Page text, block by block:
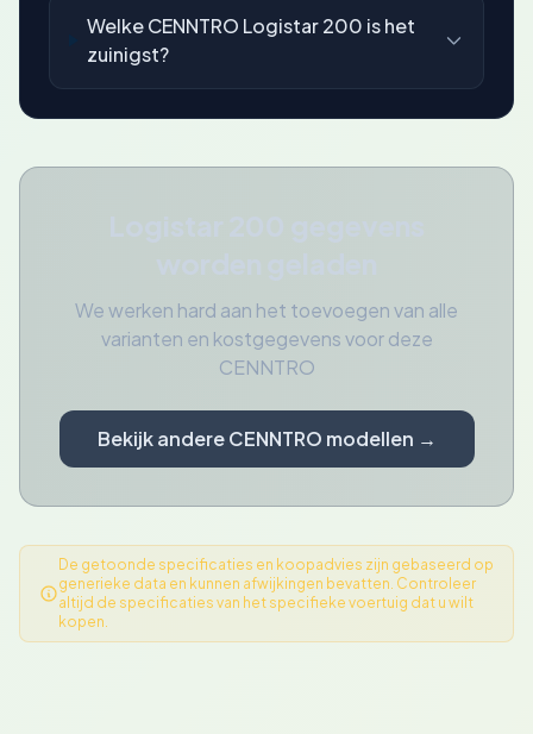
Welke CENNTRO Logistar 200 is het
zuinigst?
We werken hard aan het toevoegen van alle
varianten en kostgegevens voor deze
CENNTRO
Bekijk andere CENNTRO modellen →
De getoonde specificaties en koopadvies zijn gebaseerd op
generieke data en kunnen afwijkingen bevatten. Controleer
altijd de specificaties van het specifieke voertuig dat u wilt
kopen.